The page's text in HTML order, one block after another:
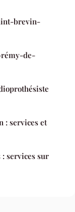
brevin-
rémy-de-
: services et
services sur